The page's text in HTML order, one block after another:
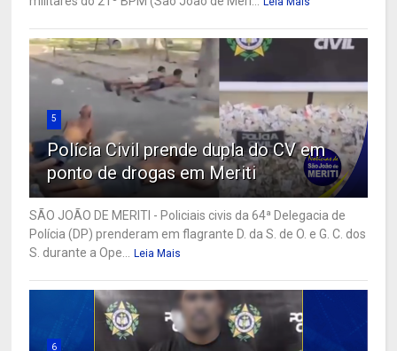
5
Polícia Civil prende dupla do CV em
ponto de drogas em Meriti
SÃO JOÃO DE MERITI - Policiais civis da 64ª Delegacia de
Polícia (DP) prenderam em flagrante D. da S. de O. e G. C. dos
S. durante a Ope... Leia Mais
6